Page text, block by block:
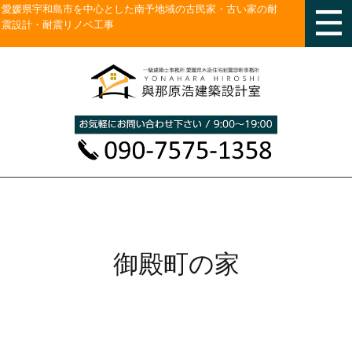
愛媛県宇和島市を中心とした南予地域の古民家・古い家の耐
震設計・耐震リノベ工事
御殿町の家